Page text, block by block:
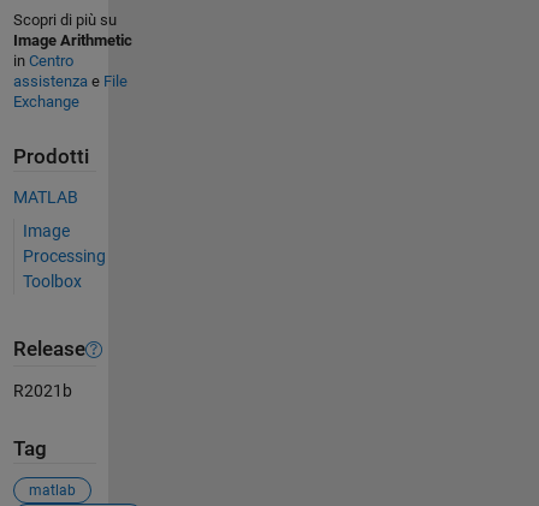
Scopri di più su
Image Arithmetic
in Centro
assistenzae File
Exchange
Prodotti
MATLAB
Image
Processing
Toolbox
Release
R2021b
Tag
matlab